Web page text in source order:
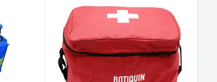
eficazmente la vida y salud de los trabajadores.
de primeros auxilios
accesibles es parte
contratiempos y cumpla con los estándares